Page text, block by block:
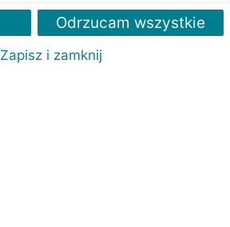
Odrzucam wszystkie
Zapisz i zamknij